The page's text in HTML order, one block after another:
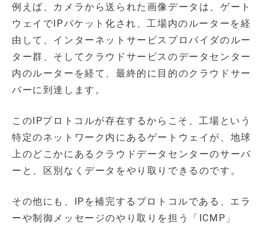
例えば、カメラから送られた画像データは、ゲート
ウェイでIPパケット化され、工場内のルーターを経
由して、インターネットサービスプロバイダのルー
ター群、そしてクラウドサービスのデータセンター
内のルーターを経て、最終的に目的のクラウドサー
バーに到達します。
このIPプロトコルが存在するからこそ、工場という
特定のネットワーク内にあるゲートウェイが、地球
上のどこかにあるクラウドデータセンターのサーバ
ーと、区別なくデータをやり取りできるのです。
その他にも、IPを補完するプロトコルである、エラ
ーや制御メッセージのやり取りを担う「ICMP」